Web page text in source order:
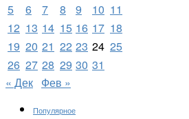
5
6 7 8 9 10 11
12 13 14 15 16 17 18
19 20 21 22 23 24 25
26 27 28 29 30 31
« Дек Фев »
Популярное